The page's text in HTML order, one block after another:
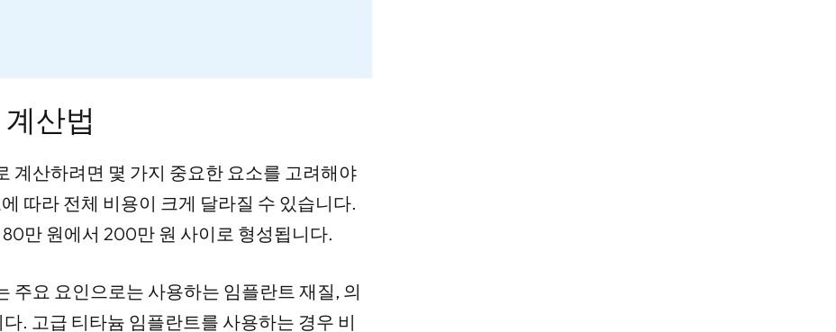
산법
계산하려면 몇 가지 중요한 요소를 고려해야
따라 전체 비용이 크게 달라질 수 있습니다.
만 원에서 200만 원 사이로 형성됩니다.
주요 요인으로는 사용하는 임플란트 재질, 의
. 고급 티타늄 임플란트를 사용하는 경우 비